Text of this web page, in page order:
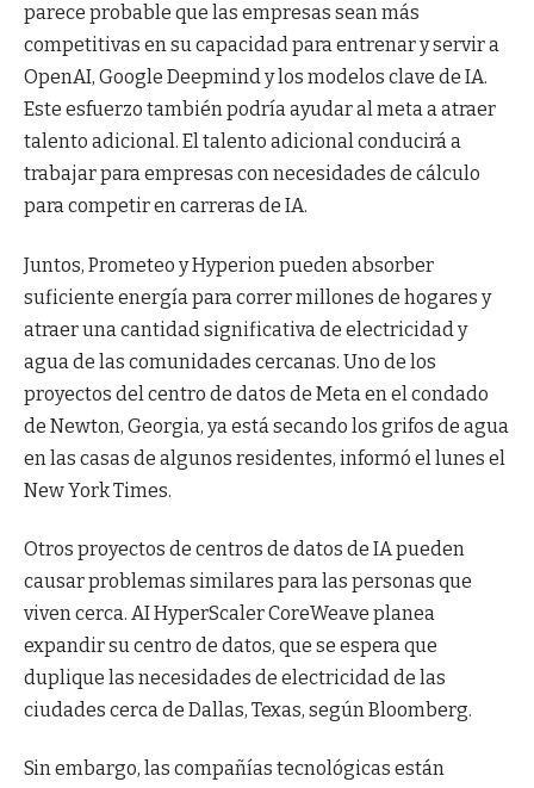
parece probable que las empresas sean más
competitivas en su capacidad para entrenar y servir a
OpenAI, Google Deepmind y los modelos clave de IA.
Este esfuerzo también podría ayudar al meta a atraer
talento adicional. El talento adicional conducirá a
trabajar para empresas con necesidades de cálculo
para competir en carreras de IA.
Juntos, Prometeo y Hyperion pueden absorber
suficiente energía para correr millones de hogares y
atraer una cantidad significativa de electricidad y
agua de las comunidades cercanas. Uno de los
proyectos del centro de datos de Meta en el condado
de Newton, Georgia, ya está secando los grifos de agua
en las casas de algunos residentes, informó el lunes el
New York Times.
Otros proyectos de centros de datos de IA pueden
causar problemas similares para las personas que
viven cerca. AI HyperScaler CoreWeave planea
expandir su centro de datos, que se espera que
duplique las necesidades de electricidad de las
ciudades cerca de Dallas, Texas, según Bloomberg.
Sin embargo, las compañías tecnológicas están